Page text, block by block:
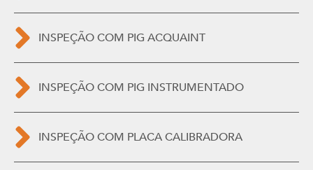
INSPEÇÃO COM PIG ACQUAINT
INSPEÇÃO COM PIG INSTRUMENTADO
INSPEÇÃO COM PLACA CALIBRADORA